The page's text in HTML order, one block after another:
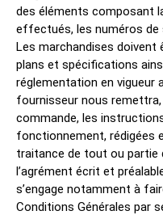
des éléments composant
effectués, les numéros de
Les marchandises
plans et spécifications
réglementation en vigueur
fournisseur nous
commande, les
fonctionnement, rédigées
traitance de tout ou partie
l’agrément écrit et
s’engage notamment à
Conditions Générales par